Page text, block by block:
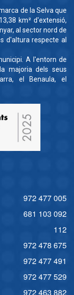
de la Selva que
km² d'extensió,
al sector nord de
d'altura respecte al
A l'entorn de
majoria dels seus
el Benaula, el
972 477 005
681 103 092
112
972 478 675
972 477 491
972 477 529
972 463 882